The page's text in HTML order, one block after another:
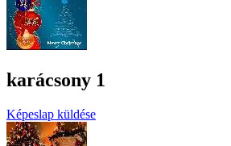
karácsony 1
Képeslap küldése